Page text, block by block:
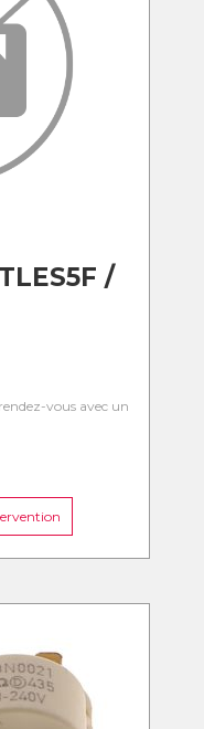
/
vous avec un